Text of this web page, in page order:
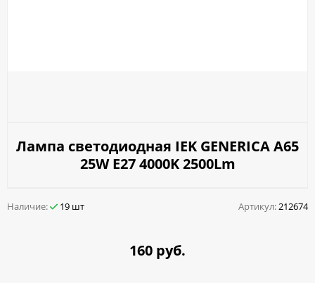
Лампа светодиодная IEK GENERICA A65
25W E27 4000K 2500Lm
Наличие: 19 шт Артикул:212674
160 руб.